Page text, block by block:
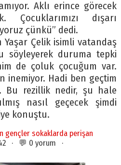
Aklı erince görecek
Çocuklarımızı dışarı
çünkü” dedi.
Çelik isimli vatandaş
söyleyerek duruma tepki
de çoluk çocuğum var.
inemiyor. Hadi ben geçtim
Bu rezillik nedir, şu hale
nasıl geçecek şimdi
konuştu.
gençler sokaklarda perişan
· 💬 0 yorum ·